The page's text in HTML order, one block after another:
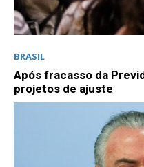
BRASIL
Após fracasso da
projetos de ajuste